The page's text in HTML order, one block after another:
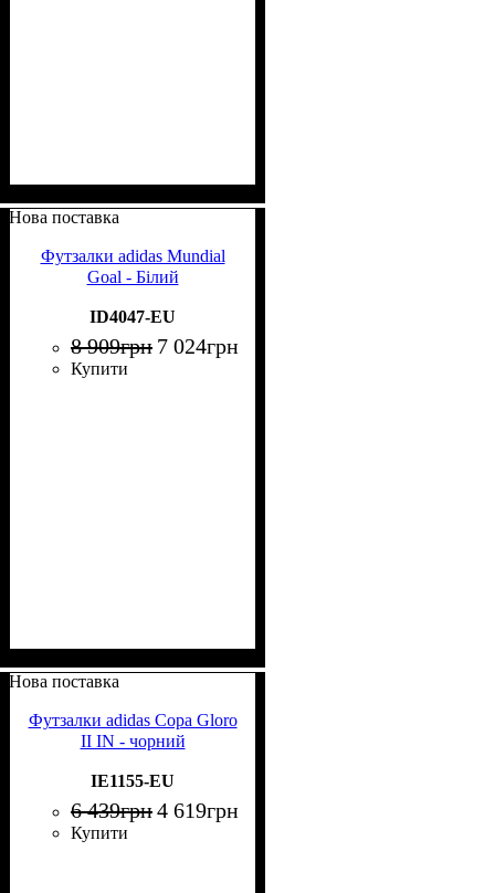
Нова поставка
Футзалки adidas Mundial
Goal - Білий
ID4047-EU
8 909грн 7 024грн
Купити
Нова поставка
Футзалки adidas Copa Gloro
II IN - чорний
IE1155-EU
6 439грн4 619грн
Купити